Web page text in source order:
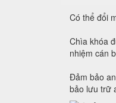
Có thể đổi
Chìa khóa
nhiệm cán
Đảm bảo
bảo lưu trữ